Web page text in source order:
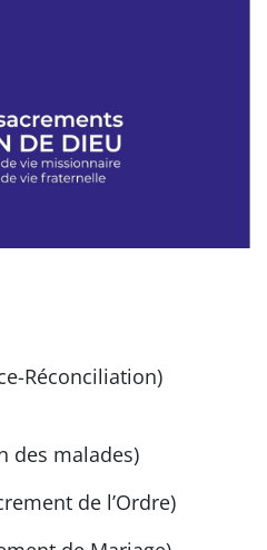
Réconciliation)
des malades)
de l’Ordre)